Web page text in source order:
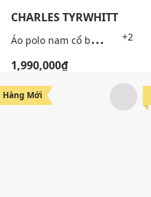
CHARLES TYRWHITT
Á
o polo nam cổ bẻ tay ngắn lịch lãm +2
1,990,000₫
Hàng Mới